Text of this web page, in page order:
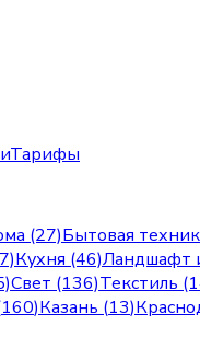
Тарифы
(27)Бытовая
Кухня (46)Ландшафт
Свет (136)Текстиль
160)Казань (13)